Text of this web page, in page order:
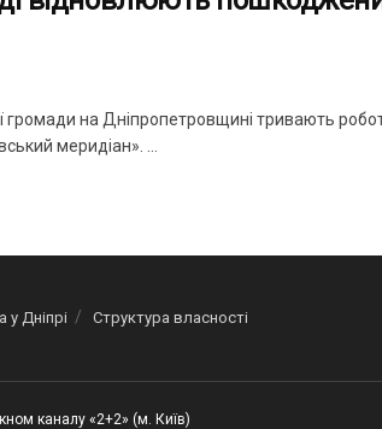
громади на Дніпропетровщині тривають
меридіан». ...
Дніпрі Структура власності
каналу «2+2» (м. Київ)